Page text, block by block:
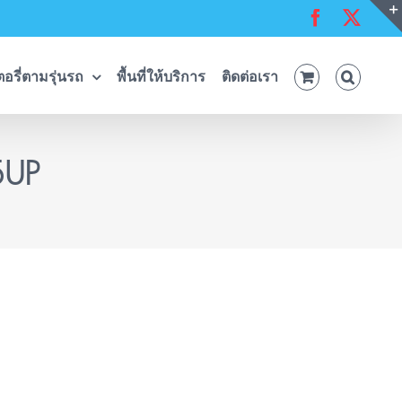
Facebook
อรี่ตามรุ่นรถ พื้นที่ให้บริการ ติดต่อเรา